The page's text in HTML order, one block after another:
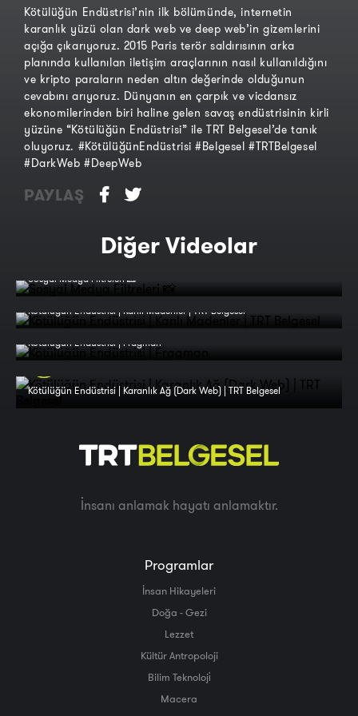
Kötülüğün Endüstrisi’nin ilk bölümünde, internetin
karanlık yüzü olan dark web ve deep web’in gizemlerini
açığa çıkarıyoruz. 2015 Paris terör saldırısının arka
planında kullanılan iletişim araçlarının nasıl kullanıldığını
ve kripto paraların neden altın değerinde olduğunun
cevabını arıyoruz. Dünyanın en çarpık ve vicdansız
ekonomilerinden biri haline gelen savaş endüstrisinin kirli
yüzüne “Kötülüğün Endüstrisi” ile TRT Belgesel’de tanık
oluyoruz. #KötülüğünEndüstrisi #Belgesel #TRTBelgesel
#DarkWeb #DeepWeb
PAYLAŞ
Diğer Videolar
Sosyal Medya Filtreleri 📸
Kötülüğün Endüstrisi | Kanlı Madenler | TRT Belgesel
Kötülüğün Endüstrisi | Fragman
Kötülüğün Endüstrisi | Karanlık Ağ (Dark Web) | TRT Belgesel
İnsanı anlamak hayatı anlamaktır.
Programlar
İnsan Hikayeleri
Doğa - Gezi
Lezzet
Kültür Antropoloji
Bilim Teknoloji̇
Macera